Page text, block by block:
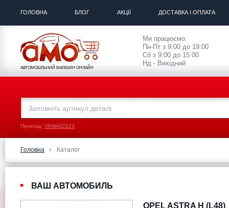
ГОЛОВНА БЛОГ АКЦІЇ ДОСТАВКА І ОПЛАТА
АВТОМОБІЛЬНИЙ МАГАЗИН ОНЛАЙН
Ми працюємо:
Пн-Пт з 9:00 до 19:00
Сб з 9:00 до 15:00
Нд - Вихідний
Приклад: VKMA02023
Головна Каталог
ВАШ АВТОМОБИЛЬ
OPEL ASTRA H (L48)